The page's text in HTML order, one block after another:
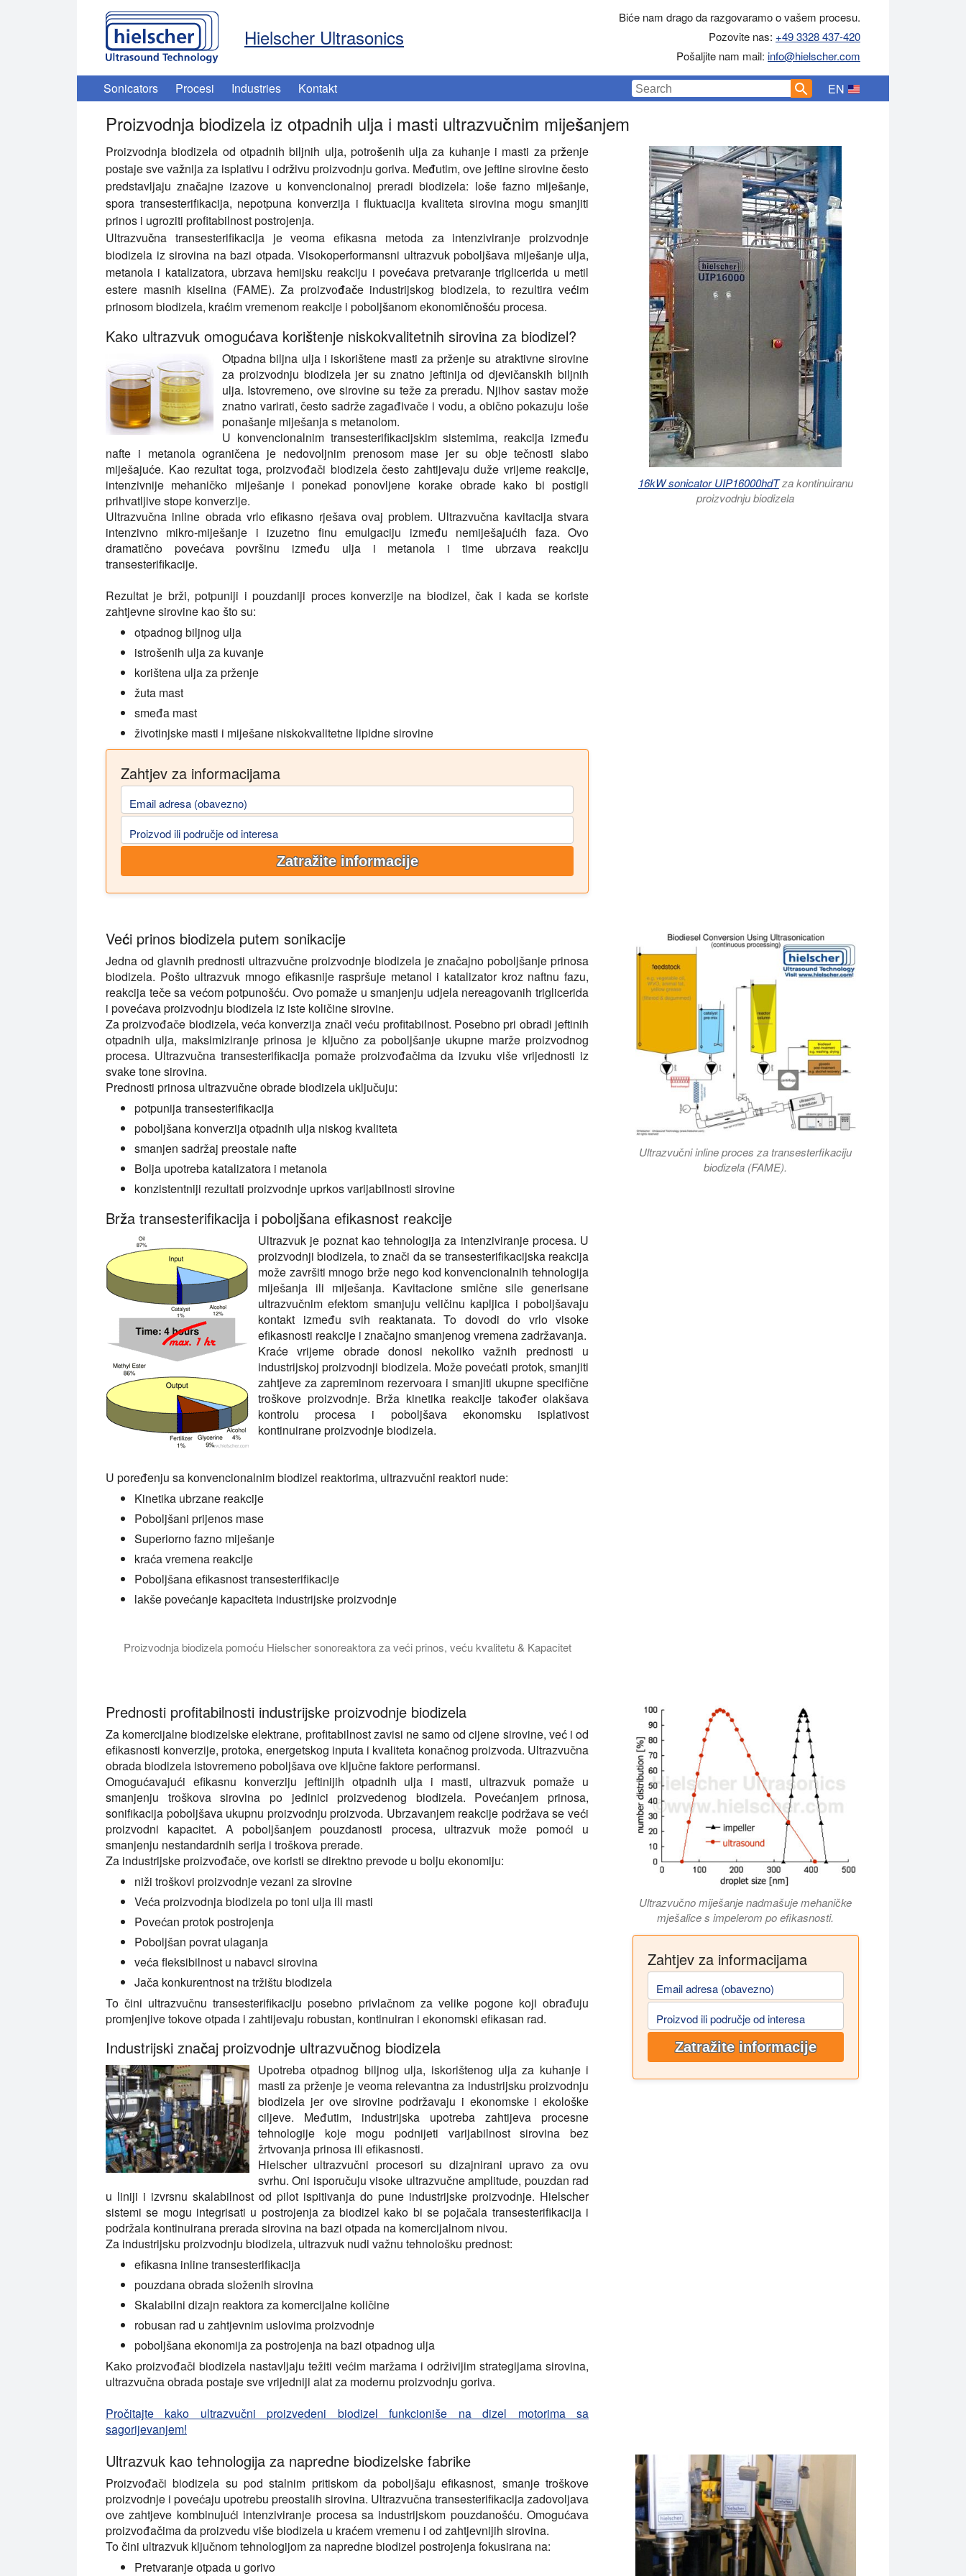
Hielscher Ultrasonics
Biće nam drago da razgovaramo o vašem procesu.
Pozovite nas: +49 3328 437-420
Pošaljite nam mail: info@hielscher.com
Sonicators Procesi Industries Kontakt EN
Proizvodnja biodizela iz otpadnih ulja i masti ultrazvučnim miješanjem
Proizvodnja biodizela od otpadnih biljnih ulja, potrošenih ulja za kuhanje i masti za prženje
postaje sve važnija za isplativu i održivu proizvodnju goriva. Međutim, ove jeftine sirovine često
predstavljaju značajne izazove u konvencionalnoj preradi biodizela: loše fazno miješanje,
spora transesterifikacija, nepotpuna konverzija i fluktuacija kvaliteta sirovina mogu smanjiti
prinos i ugroziti profitabilnost postrojenja.
Ultrazvučna transesterifikacija je veoma efikasna metoda za intenziviranje proizvodnje
biodizela iz sirovina na bazi otpada. Visokoperformansni ultrazvuk poboljšava miješanje ulja,
metanola i katalizatora, ubrzava hemijsku reakciju i povećava pretvaranje triglicerida u metil
estere masnih kiselina (FAME). Za proizvođače industrijskog biodizela, to rezultira većim
prinosom biodizela, kraćim vremenom reakcije i poboljšanom ekonomičnošću procesa.
Kako ultrazvuk omogućava korištenje niskokvalitetnih sirovina za biodizel?
Otpadna biljna ulja i iskorištene masti za prženje su atraktivne sirovine
za proizvodnju biodizela jer su znatno jeftinija od djevičanskih biljnih
ulja. Istovremeno, ove sirovine su teže za preradu. Njihov sastav može
znatno varirati, često sadrže zagađivače i vodu, a obično pokazuju loše
ponašanje miješanja s metanolom.
U konvencionalnim transesterifikacijskim sistemima, reakcija između
nafte i metanola ograničena je nedovoljnim prenosom mase jer su obje tečnosti slabo
miješajuće. Kao rezultat toga, proizvođači biodizela često zahtijevaju duže vrijeme reakcije,
intenzivnije mehaničko miješanje i ponekad ponovljene korake obrade kako bi postigli
prihvatljive stope konverzije.
Ultrazvučna inline obrada vrlo efikasno rješava ovaj problem. Ultrazvučna kavitacija stvara
intenzivno mikro-miješanje i izuzetno finu emulgaciju između nemiješajućih faza. Ovo
dramatično povećava površinu između ulja i metanola i time ubrzava reakciju
transesterifikacije.
Rezultat je brži, potpuniji i pouzdaniji proces konverzije na biodizel, čak i kada se koriste
zahtjevne sirovine kao što su:
otpadnog biljnog ulja
istrošenih ulja za kuvanje
korištena ulja za prženje
žuta mast
smeđa mast
životinjske masti i miješane niskokvalitetne lipidne sirovine
Zahtjev za informacijama
Email adresa (obavezno)
Proizvod ili područje od interesa
Zatražite informacije
16kW sonicator UIP16000hdTza kontinuiranu
proizvodnju biodizela
Veći prinos biodizela putem sonikacije
Jedna od glavnih prednosti ultrazvučne proizvodnje biodizela je značajno poboljšanje prinosa
biodizela. Pošto ultrazvuk mnogo efikasnije raspršuje metanol i katalizator kroz naftnu fazu,
reakcija teče sa većom potpunošću. Ovo pomaže u smanjenju udjela nereagovanih triglicerida
i povećava proizvodnju biodizela iz iste količine sirovine.
Za proizvođače biodizela, veća konverzija znači veću profitabilnost. Posebno pri obradi jeftinih
otpadnih ulja, maksimiziranje prinosa je ključno za poboljšanje ukupne marže proizvodnog
procesa. Ultrazvučna transesterifikacija pomaže proizvođačima da izvuku više vrijednosti iz
svake tone sirovina.
Prednosti prinosa ultrazvučne obrade biodizela uključuju:
potpunija transesterifikacija
poboljšana konverzija otpadnih ulja niskog kvaliteta
smanjen sadržaj preostale nafte
Bolja upotreba katalizatora i metanola
konzistentniji rezultati proizvodnje uprkos varijabilnosti sirovine
Brža transesterifikacija i poboljšana efikasnost reakcije
Ultrazvuk je poznat kao tehnologija za intenziviranje procesa. U
proizvodnji biodizela, to znači da se transesterifikacijska reakcija
može završiti mnogo brže nego kod konvencionalnih tehnologija
miješanja ili miješanja. Kavitacione smične sile generisane
ultrazvučnim efektom smanjuju veličinu kapljica i poboljšavaju
kontakt između svih reaktanata. To dovodi do vrlo visoke
efikasnosti reakcije i značajno smanjenog vremena zadržavanja.
Kraće vrijeme obrade donosi nekoliko važnih prednosti u
industrijskoj proizvodnji biodizela. Može povećati protok, smanjiti
zahtjeve za zapreminom rezervoara i smanjiti ukupne specifične
troškove proizvodnje. Brža kinetika reakcije također olakšava
kontrolu procesa i poboljšava ekonomsku isplativost
kontinuirane proizvodnje biodizela.
U poređenju sa konvencionalnim biodizel reaktorima, ultrazvučni reaktori nude:
Kinetika ubrzane reakcije
Poboljšani prijenos mase
Superiorno fazno miješanje
kraća vremena reakcije
Poboljšana efikasnost transesterifikacije
lakše povećanje kapaciteta industrijske proizvodnje
Proizvodnja biodizela pomoću Hielscher sonoreaktora za veći prinos, veću kvalitetu & Kapacitet
Ultrazvučni inline proces za transesterfikaciju
biodizela (FAME).
Prednosti profitabilnosti industrijske proizvodnje biodizela
Za komercijalne biodizelske elektrane, profitabilnost zavisi ne samo od cijene sirovine, već i od
efikasnosti konverzije, protoka, energetskog inputa i kvaliteta konačnog proizvoda. Ultrazvučna
obrada biodizela istovremeno poboljšava ove ključne faktore performansi.
Omogućavajući efikasnu konverziju jeftinijih otpadnih ulja i masti, ultrazvuk pomaže u
smanjenju troškova sirovina po jedinici proizvedenog biodizela. Povećanjem prinosa,
sonifikacija poboljšava ukupnu proizvodnju proizvoda. Ubrzavanjem reakcije podržava se veći
proizvodni kapacitet. A poboljšanjem pouzdanosti procesa, ultrazvuk može pomoći u
smanjenju nestandardnih serija i troškova prerade.
Za industrijske proizvođače, ove koristi se direktno prevode u bolju ekonomiju:
niži troškovi proizvodnje vezani za sirovine
Veća proizvodnja biodizela po toni ulja ili masti
Povećan protok postrojenja
Poboljšan povrat ulaganja
veća fleksibilnost u nabavci sirovina
Jača konkurentnost na tržištu biodizela
To čini ultrazvučnu transesterifikaciju posebno privlačnom za velike pogone koji obrađuju
promjenjive tokove otpada i zahtijevaju robustan, kontinuiran i ekonomski efikasan rad.
Industrijski značaj proizvodnje ultrazvučnog biodizela
Upotreba otpadnog biljnog ulja, iskorištenog ulja za kuhanje i
masti za prženje je veoma relevantna za industrijsku proizvodnju
biodizela jer ove sirovine podržavaju i ekonomske i ekološke
ciljeve. Međutim, industrijska upotreba zahtijeva procesne
tehnologije koje mogu podnijeti varijabilnost sirovina bez
žrtvovanja prinosa ili efikasnosti.
Hielscher ultrazvučni procesori su dizajnirani upravo za ovu
svrhu. Oni isporučuju visoke ultrazvučne amplitude, pouzdan rad
u liniji i izvrsnu skalabilnost od pilot ispitivanja do pune industrijske proizvodnje. Hielscher
sistemi se mogu integrisati u postrojenja za biodizel kako bi se pojačala transesterifikacija i
podržala kontinuirana prerada sirovina na bazi otpada na komercijalnom nivou.
Za industrijsku proizvodnju biodizela, ultrazvuk nudi važnu tehnološku prednost:
efikasna inline transesterifikacija
pouzdana obrada složenih sirovina
Skalabilni dizajn reaktora za komercijalne količine
robusan rad u zahtjevnim uslovima proizvodnje
poboljšana ekonomija za postrojenja na bazi otpadnog ulja
Kako proizvođači biodizela nastavljaju težiti većim maržama i održivijim strategijama sirovina,
ultrazvučna obrada postaje sve vrijedniji alat za modernu proizvodnju goriva.
Pročitajte kako ultrazvučni proizvedeni biodizel funkcioniše na dizel motorima sa
sagorijevanjem!
Ultrazvučno miješanje nadmašuje mehaničke
mješalice s impelerom po efikasnosti.
Zahtjev za informacijama
Email adresa (obavezno)
Proizvod ili područje od interesa
Zatražite informacije
Ultrazvuk kao tehnologija za napredne biodizelske fabrike
Proizvođači biodizela su pod stalnim pritiskom da poboljšaju efikasnost, smanje troškove
proizvodnje i povećaju upotrebu preostalih sirovina. Ultrazvučna transesterifikacija zadovoljava
ove zahtjeve kombinujući intenziviranje procesa sa industrijskom pouzdanošću. Omogućava
proizvođačima da proizvedu više biodizela u kraćem vremenu i od zahtjevnijih sirovina.
To čini ultrazvuk ključnom tehnologijom za napredne biodizel postrojenja fokusirana na:
Pretvaranje otpada u gorivo